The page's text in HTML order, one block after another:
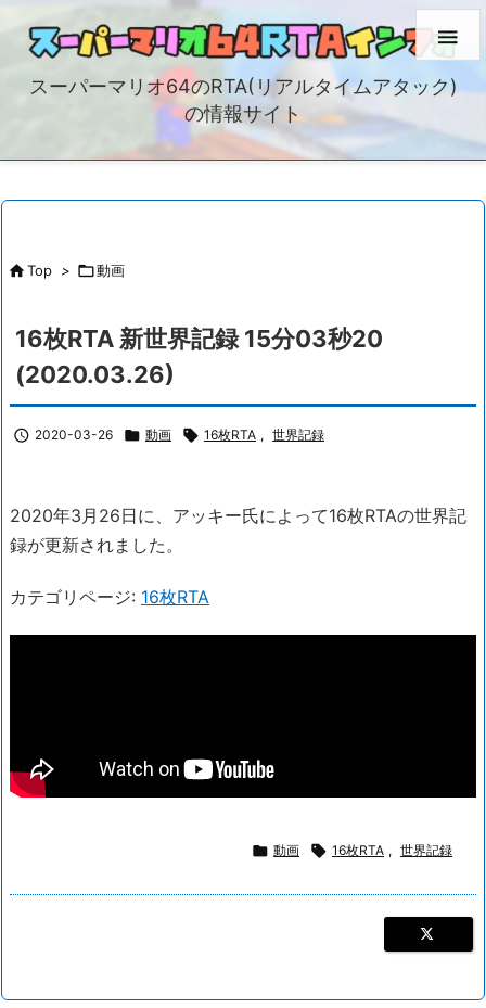
スーパーマリオ64のRTA(リアルタイムアタック)
の情報サイト

Top > 動画
16枚RTA 新世界記録 15分03秒20
(2020.03.26)
 2020-03-26  動画  16枚RTA , 世界記録
2020年3月26日に、アッキー氏によって16枚RTAの世界記
録が更新されました。
カテゴリページ: 16枚RTA
 動画  16枚RTA , 世界記録